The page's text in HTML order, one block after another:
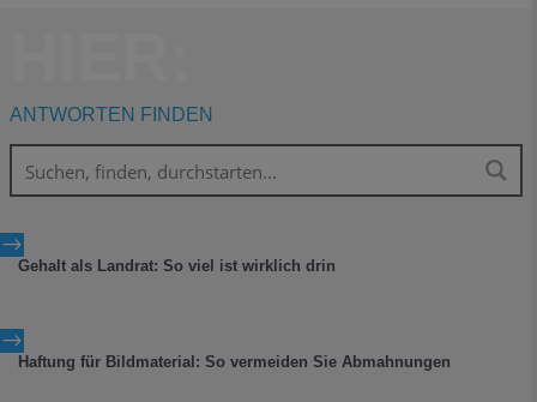
ANTWORTEN FINDEN
$
Gehalt als Landrat: So viel ist wirklich drin
$
Haftung für Bildmaterial: So vermeiden Sie Abmahnungen